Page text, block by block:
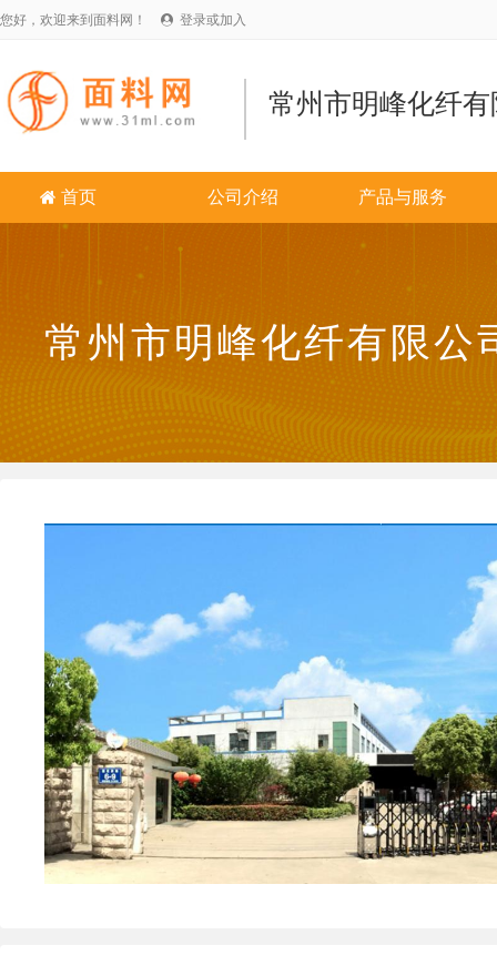
您好，欢迎来到面料网！  登录或加入
常州市明峰化纤
 首页 公司介绍 产品与服务
常州市明峰化纤有限公